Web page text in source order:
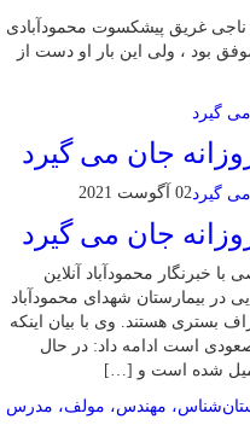
ناجی غریق پیشکسوت محمودآبادی
بود ، ولی این بار او دست از
جان می گیرد
02 آگوست 2021
جان می گیرد
خبرنگار محمودآباد آنلاین
50 بیمار کرونایی در بیمارستان شهدای محمودآباد
بستری هستند. وی با بیان اینکه
است ادامه داد: در حال
شده است و […]